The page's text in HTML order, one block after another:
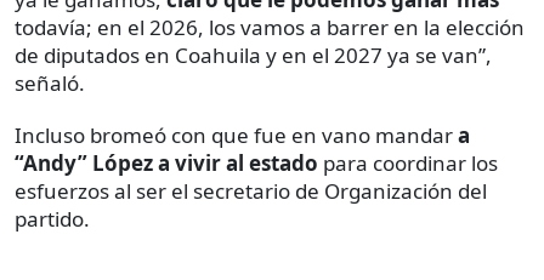
todavía; en el 2026, los vamos a barrer en la elección
de diputados en Coahuila y en el 2027 ya se van”,
señaló.
Incluso bromeó con que fue en vano mandara
“Andy” López a vivir al estado para coordinar los
esfuerzos al ser el secretario de Organización del
partido.